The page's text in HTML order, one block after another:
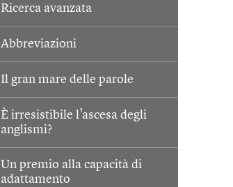
Ricerca avanzata
Abbreviazioni
Il gran mare delle parole
È irresistibile l’ascesa degli
anglismi?
Un premio alla capacità di
adattamento